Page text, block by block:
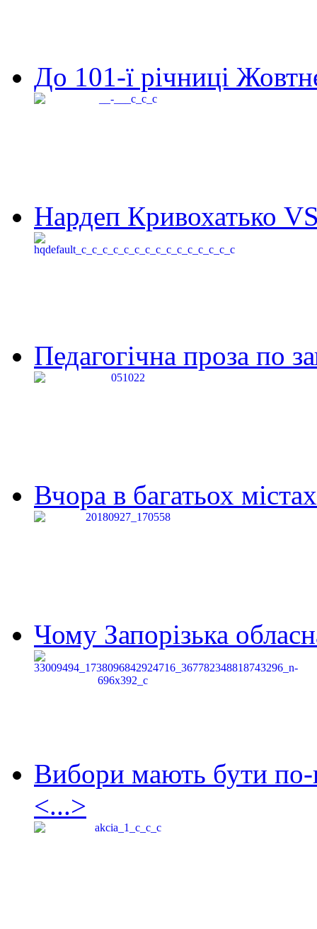
До 101-ї річниці
Нардеп Кривохатько
Педагогічна проза по
Вчора в багатьох
Чому Запорізька
Вибори мають бути по-
<...>